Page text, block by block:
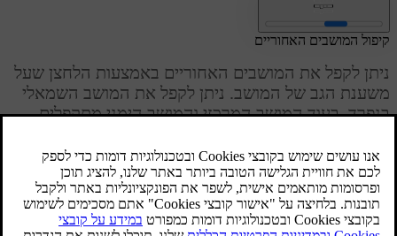
מעודכן 06.09.2023
קיפול המושבים האחוריים
ניתן לקפל את המושבים האחוריים באמצעות הלחצן שעל
משענת הגב של המושב. ניתן לקפל את המושב השמאלי
בנפרד, בעוד המושב המרכזי והמושב הימני מתקפלים